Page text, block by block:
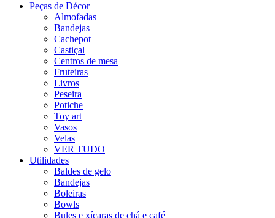
Peças de Décor
Almofadas
Bandejas
Cachepot
Castiçal
Centros de mesa
Fruteiras
Livros
Peseira
Potiche
Toy art
Vasos
Velas
VER TUDO
Utilidades
Baldes de gelo
Bandejas
Boleiras
Bowls
Bules e xícaras de chá e café